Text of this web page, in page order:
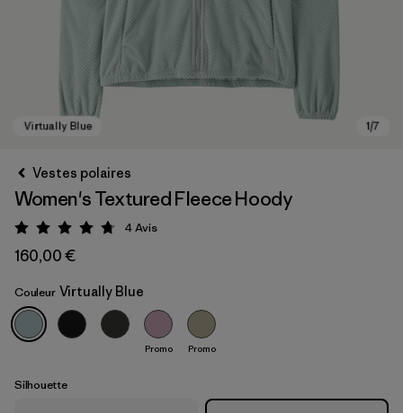
Virtually Blue
Vestes polaires
Women's Textured Fleece Hoody
Évaluation: 4.8 / 5
4Avis
160,00 €
Couleur Virtually Blue
Promo Promo
Silhouette